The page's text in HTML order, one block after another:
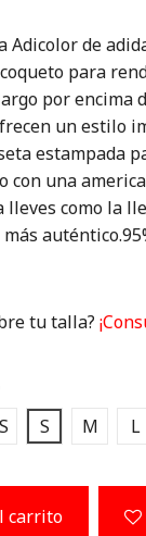
Adicolor de
para
por encima
un estilo
estampada
con una
lleves como la
tu talla?
S M L
carrito